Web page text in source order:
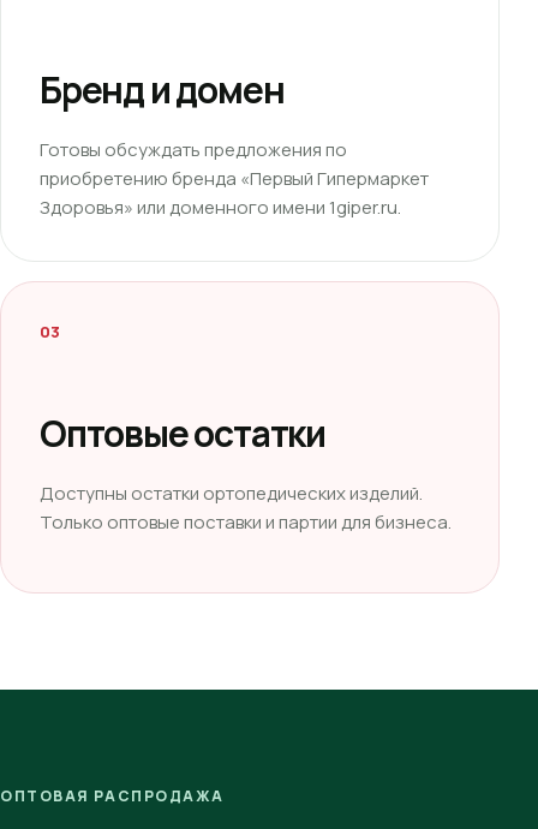
Бренд и домен
Готовы обсуждать предложения по
приобретению бренда «Первый Гипермаркет
Здоровья» или доменного имени 1giper.ru.
03
Оптовые остатки
Доступны остатки ортопедических изделий.
Только оптовые поставки и партии для бизнеса.
ОПТОВАЯ РАСПРОДАЖА